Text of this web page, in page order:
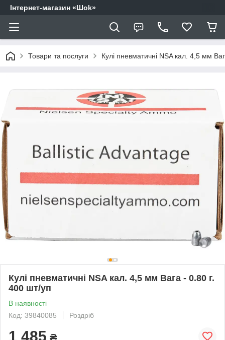
Інтернет-магазин «Шоk»
Товари та послуги Кулі пневматичні NSA кал. 4,5 мм
Кулі пневматичні NSA кал. 4,5 мм Вага - 0.80 г.
400 шт/уп
В наявності
Код: 39840085
Роздріб
1 485